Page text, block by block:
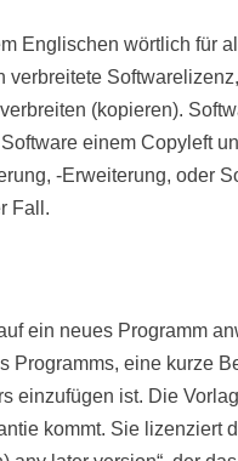
Englischen wörtlich für
verbreitete
(kopieren).
einem Copyleft
-Erweiterung, oder
Fall.
ein neues Programm
Programms, eine kurze
einzufügen ist. Die
kommt. Sie lizenziert